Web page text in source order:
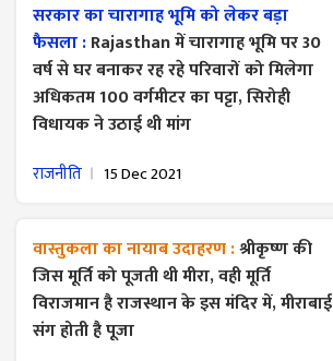
सरकार का चारागाह भूमि को लेकर बड़ा
फैसला :Rajasthan में चारागाह भूमि पर 30
वर्ष से घर बनाकर रह रहे परिवारों को मिलेगा
अधिकतम 100 वर्गमीटर का पट्टा, सिरोही
विधायक ने उठाई थी मांग
राजनीति 15 Dec 2021
वास्तुकला का नायाब उदाहरण :श्रीकृष्ण की
जिस मूर्ति को पूजती थी मीरा, वही मूर्ति
विराजमान है राजस्थान के इस मंदिर में, मीराबाई
संग होती है पूजा